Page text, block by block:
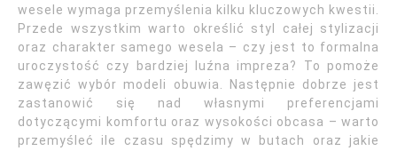
wesele wymaga przemyślenia kilku kluczowych kwestii.
Przede wszystkim warto określić styl całej stylizacji
oraz charakter samego wesela – czy jest to formalna
uroczystość czy bardziej luźna impreza? To pomoże
zawęzić wybór modeli obuwia. Następnie dobrze jest
zastanowić się nad własnymi preferencjami
dotyczącymi komfortu oraz wysokości obcasa – warto
przemyśleć ile czasu spędzimy w butach oraz jakie